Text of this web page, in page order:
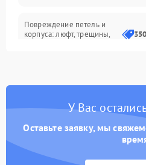
Повреждение петель и
корпуса: люфт, трещины,
быстрая разрядка,
Неисправность зарядного
питания
У Вас
Оставьте заявку, мы